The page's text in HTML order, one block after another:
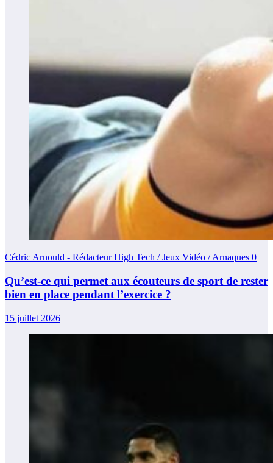
Cédric Arnould - Rédacteur High Tech / Jeux Vidéo / Arnaques 0
Qu’est-ce qui permet aux écouteurs de sport de rester
bien en place pendant l’exercice ?
15 juillet 2026